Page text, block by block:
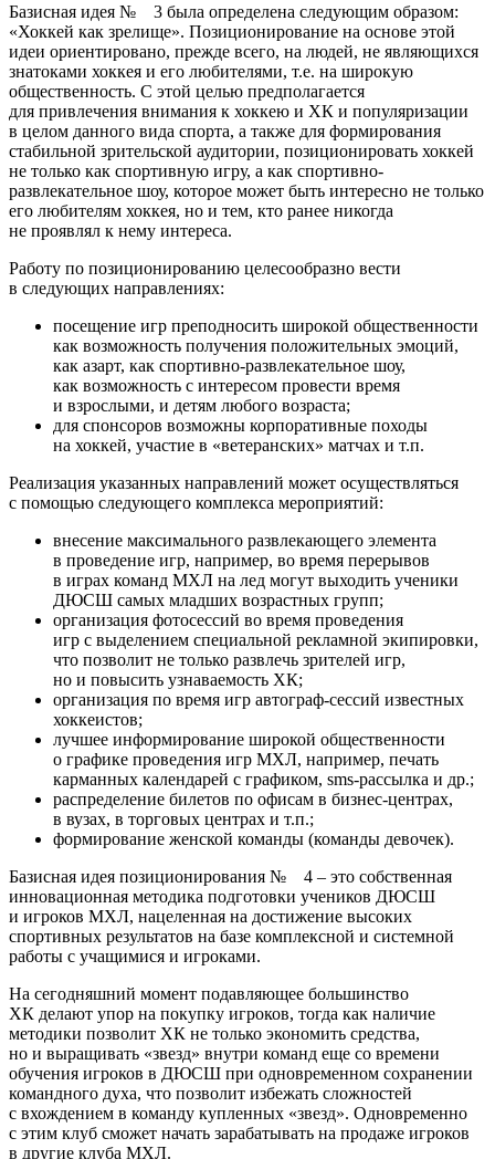
Базисная идея № 3 была определена следующим образом:
«Хоккей как зрелище». Позиционирование на основе этой
идеи ориентировано, прежде всего, на людей, не являющихся
знатоками хоккея и его любителями, т.е. на широкую
общественность. С этой целью предполагается
для привлечения внимания к хоккею и ХК и популяризации
в целом данного вида спорта, а также для формирования
стабильной зрительской аудитории, позиционировать хоккей
не только как спортивную игру, а как спортивно-
развлекательное шоу, которое может быть интересно не только
его любителям хоккея, но и тем, кто ранее никогда
не проявлял к нему интереса.
Работу по позиционированию целесообразно вести
в следующих направлениях:
посещение игр преподносить широкой общественности
как возможность получения положительных эмоций,
как азарт, как спортивно-развлекательное шоу,
как возможность с интересом провести время
и взрослыми, и детям любого возраста;
для спонсоров возможны корпоративные походы
на хоккей, участие в «ветеранских» матчах и т.п.
Реализация указанных направлений может осуществляться
с помощью следующего комплекса мероприятий:
внесение максимального развлекающего элемента
в проведение игр, например, во время перерывов
в играх команд МХЛ на лед могут выходить ученики
ДЮСШ самых младших возрастных групп;
организация фотосессий во время проведения
игр с выделением специальной рекламной экипировки,
что позволит не только развлечь зрителей игр,
но и повысить узнаваемость ХК;
организация по время игр автограф-сессий известных
хоккеистов;
лучшее информирование широкой общественности
о графике проведения игр МХЛ, например, печать
карманных календарей с графиком, sms-рассылка и др.;
распределение билетов по офисам в бизнес-центрах,
в вузах, в торговых центрах и т.п.;
формирование женской команды (команды девочек).
Базисная идея позиционирования № 4 – это собственная
инновационная методика подготовки учеников ДЮСШ
и игроков МХЛ, нацеленная на достижение высоких
спортивных результатов на базе комплексной и системной
работы с учащимися и игроками.
На сегодняшний момент подавляющее большинство
ХК делают упор на покупку игроков, тогда как наличие
методики позволит ХК не только экономить средства,
но и выращивать «звезд» внутри команд еще со времени
обучения игроков в ДЮСШ при одновременном сохранении
командного духа, что позволит избежать сложностей
с вхождением в команду купленных «звезд». Одновременно
с этим клуб сможет начать зарабатывать на продаже игроков
в другие клуба МХЛ.